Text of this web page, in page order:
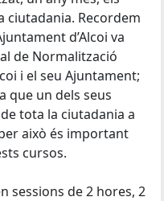
ciutadania. Recordem
d’Alcoi va
de Normalització
i el seu Ajuntament;
que un dels seus
tota la ciutadania a
això és important
cursos.
sessions de 2 hores, 2